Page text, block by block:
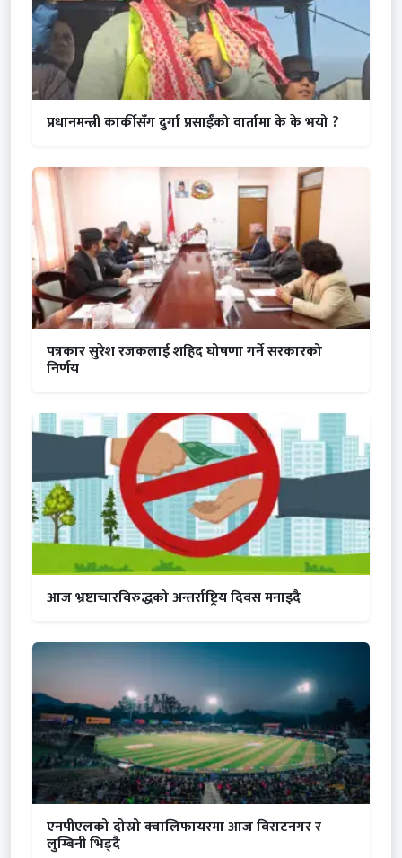
प्रधानमन्त्री कार्कीसँग दुर्गा प्रसाईंको वार्तामा के के भयो ?
पत्रकार सुरेश रजकलाई शहिद घोषणा गर्ने सरकारको
निर्णय
आज भ्रष्टाचारविरुद्धको अन्तर्राष्ट्रिय दिवस मनाइदै
एनपीएलको दोस्रो क्वालिफायरमा आज विराटनगर र
लुम्बिनी भिड्दै